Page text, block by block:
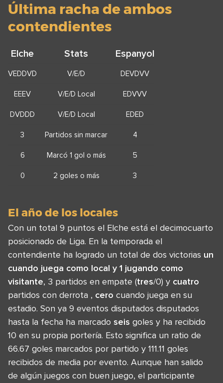
Última racha de ambos
contendientes
Elche Stats Espanyol
VEDDVD V/E/D DEVDVV
EEEV V/E/D Local EDVVV
DVDDD V/E/D Local EDED
3 Partidos sin marcar 4
6 Marcó 1 gol o más 5
0 2 goles o más 3
El año de los locales
Con un total 9 puntos el Elche está el decimocuarto
posicionado de Liga. En la temporada el
contendiente ha logrado un total de dos victorias un
cuando juega como local y 1 jugando como
visitante, 3 partidos en empate (tres/0) y cuatro
partidos con derrota , cero cuando juega en su
estadio. Son ya 9 eventos disputados disputados
hasta la fecha ha marcado seis goles y ha recibido
10 en su propia portería. Esto significa un ratio de
66.67 goles marcados por partido y 111.11 goles
recibidos de media por evento. Aunque han salido
de algún juegos con buen juego, el participante